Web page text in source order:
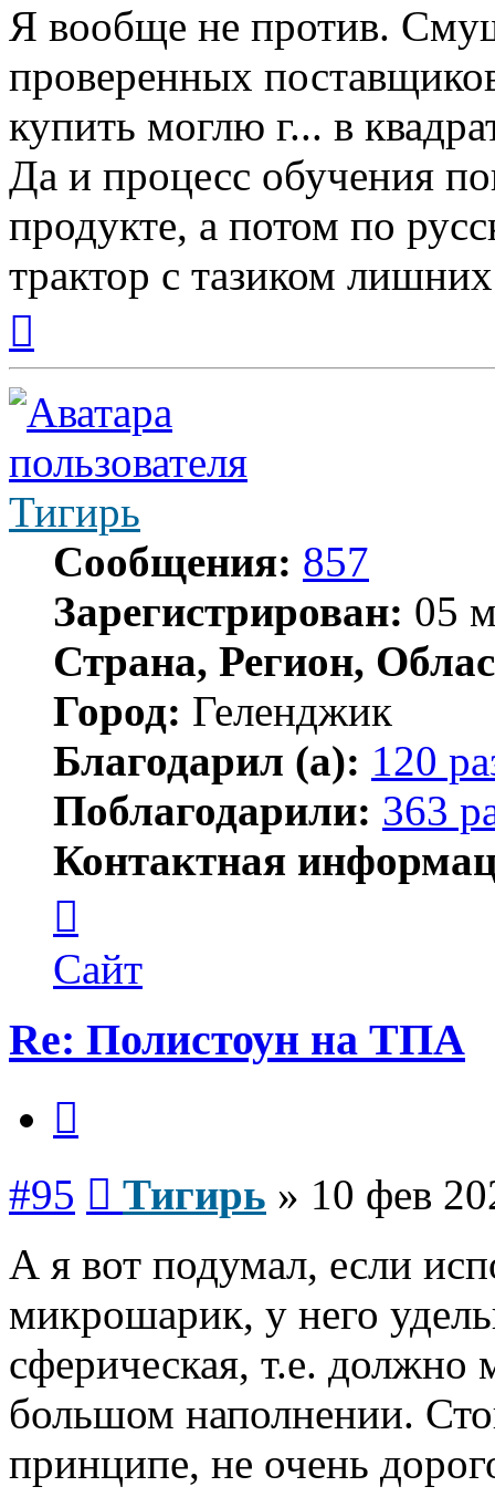
Я вообще не против.
проверенных
купить моглю г... в
Да и процесс обучения
продукте, а потом по
трактор с тазиком
началу
Тигирь
Сообщения: 857
Зарегистрирован: 05
Страна, Регион,
Город: Геленджик
Благодарил (а): 120
Поблагодарили: 363
Контактная
пользователя
Тигирь
Сайт
Re: Полистоун на ТПА
#95 Тигирь » 10 фев
А я вот подумал, если
микрошарик, у него
сферическая, т.е.
большом наполнении.
принципе, не очень